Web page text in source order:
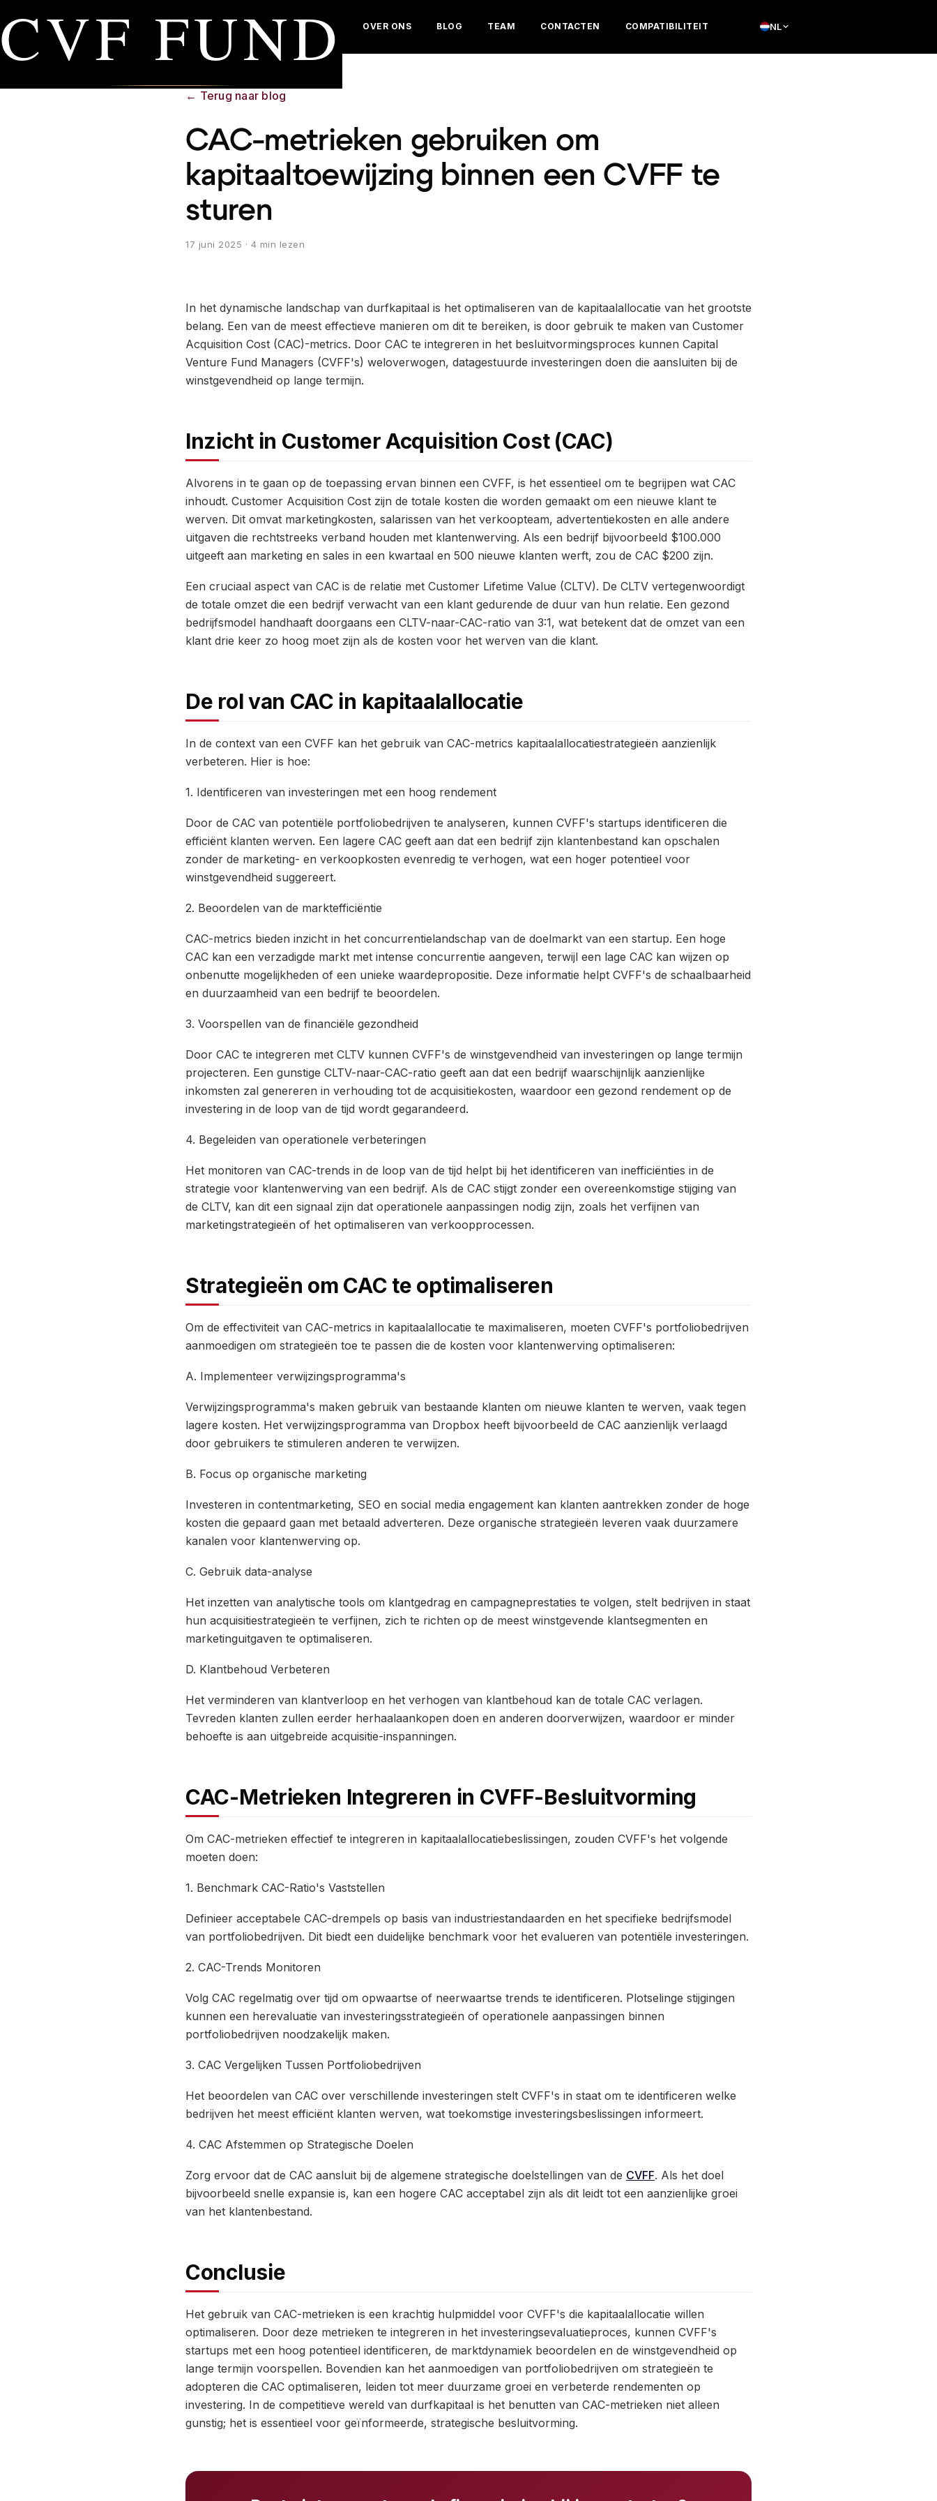
CVF FUND NL
OVER ONS BLOG TEAM CONTACTEN COMPATIBILITEIT
← Terug naar blog
CAC-metrieken gebruiken om
kapitaaltoewijzing binnen een CVFF te
sturen
17 juni 2025 · 4 min lezen
In het dynamische landschap van durfkapitaal is het optimaliseren van de kapitaalallocatie van het grootste
belang. Een van de meest effectieve manieren om dit te bereiken, is door gebruik te maken van Customer
Acquisition Cost (CAC)-metrics. Door CAC te integreren in het besluitvormingsproces kunnen Capital
Venture Fund Managers (CVFF's) weloverwogen, datagestuurde investeringen doen die aansluiten bij de
winstgevendheid op lange termijn.
Inzicht in Customer Acquisition Cost (CAC)
Alvorens in te gaan op de toepassing ervan binnen een CVFF, is het essentieel om te begrijpen wat CAC
inhoudt. Customer Acquisition Cost zijn de totale kosten die worden gemaakt om een nieuwe klant te
werven. Dit omvat marketingkosten, salarissen van het verkoopteam, advertentiekosten en alle andere
uitgaven die rechtstreeks verband houden met klantenwerving. Als een bedrijf bijvoorbeeld $100.000
uitgeeft aan marketing en sales in een kwartaal en 500 nieuwe klanten werft, zou de CAC $200 zijn.
Een cruciaal aspect van CAC is de relatie met Customer Lifetime Value (CLTV). De CLTV vertegenwoordigt
de totale omzet die een bedrijf verwacht van een klant gedurende de duur van hun relatie. Een gezond
bedrijfsmodel handhaaft doorgaans een CLTV-naar-CAC-ratio van 3:1, wat betekent dat de omzet van een
klant drie keer zo hoog moet zijn als de kosten voor het werven van die klant.
De rol van CAC in kapitaalallocatie
In de context van een CVFF kan het gebruik van CAC-metrics kapitaalallocatiestrategieën aanzienlijk
verbeteren. Hier is hoe:
1. Identificeren van investeringen met een hoog rendement
Door de CAC van potentiële portfoliobedrijven te analyseren, kunnen CVFF's startups identificeren die
efficiënt klanten werven. Een lagere CAC geeft aan dat een bedrijf zijn klantenbestand kan opschalen
zonder de marketing- en verkoopkosten evenredig te verhogen, wat een hoger potentieel voor
winstgevendheid suggereert.
2. Beoordelen van de marktefficiëntie
CAC-metrics bieden inzicht in het concurrentielandschap van de doelmarkt van een startup. Een hoge
CAC kan een verzadigde markt met intense concurrentie aangeven, terwijl een lage CAC kan wijzen op
onbenutte mogelijkheden of een unieke waardepropositie. Deze informatie helpt CVFF's de schaalbaarheid
en duurzaamheid van een bedrijf te beoordelen.
3. Voorspellen van de financiële gezondheid
Door CAC te integreren met CLTV kunnen CVFF's de winstgevendheid van investeringen op lange termijn
projecteren. Een gunstige CLTV-naar-CAC-ratio geeft aan dat een bedrijf waarschijnlijk aanzienlijke
inkomsten zal genereren in verhouding tot de acquisitiekosten, waardoor een gezond rendement op de
investering in de loop van de tijd wordt gegarandeerd.
4. Begeleiden van operationele verbeteringen
Het monitoren van CAC-trends in de loop van de tijd helpt bij het identificeren van inefficiënties in de
strategie voor klantenwerving van een bedrijf. Als de CAC stijgt zonder een overeenkomstige stijging van
de CLTV, kan dit een signaal zijn dat operationele aanpassingen nodig zijn, zoals het verfijnen van
marketingstrategieën of het optimaliseren van verkoopprocessen.
Strategieën om CAC te optimaliseren
Om de effectiviteit van CAC-metrics in kapitaalallocatie te maximaliseren, moeten CVFF's portfoliobedrijven
aanmoedigen om strategieën toe te passen die de kosten voor klantenwerving optimaliseren:
A. Implementeer verwijzingsprogramma's
Verwijzingsprogramma's maken gebruik van bestaande klanten om nieuwe klanten te werven, vaak tegen
lagere kosten. Het verwijzingsprogramma van Dropbox heeft bijvoorbeeld de CAC aanzienlijk verlaagd
door gebruikers te stimuleren anderen te verwijzen.
B. Focus op organische marketing
Investeren in contentmarketing, SEO en social media engagement kan klanten aantrekken zonder de hoge
kosten die gepaard gaan met betaald adverteren. Deze organische strategieën leveren vaak duurzamere
kanalen voor klantenwerving op.
C. Gebruik data-analyse
Het inzetten van analytische tools om klantgedrag en campagneprestaties te volgen, stelt bedrijven in staat
hun acquisitiestrategieën te verfijnen, zich te richten op de meest winstgevende klantsegmenten en
marketinguitgaven te optimaliseren.
D. Klantbehoud Verbeteren
Het verminderen van klantverloop en het verhogen van klantbehoud kan de totale CAC verlagen.
Tevreden klanten zullen eerder herhaalaankopen doen en anderen doorverwijzen, waardoor er minder
behoefte is aan uitgebreide acquisitie-inspanningen.
CAC-Metrieken Integreren in CVFF-Besluitvorming
Om CAC-metrieken effectief te integreren in kapitaalallocatiebeslissingen, zouden CVFF's het volgende
moeten doen:
1. Benchmark CAC-Ratio's Vaststellen
Definieer acceptabele CAC-drempels op basis van industriestandaarden en het specifieke bedrijfsmodel
van portfoliobedrijven. Dit biedt een duidelijke benchmark voor het evalueren van potentiële investeringen.
2. CAC-Trends Monitoren
Volg CAC regelmatig over tijd om opwaartse of neerwaartse trends te identificeren. Plotselinge stijgingen
kunnen een herevaluatie van investeringsstrategieën of operationele aanpassingen binnen
portfoliobedrijven noodzakelijk maken.
3. CAC Vergelijken Tussen Portfoliobedrijven
Het beoordelen van CAC over verschillende investeringen stelt CVFF's in staat om te identificeren welke
bedrijven het meest efficiënt klanten werven, wat toekomstige investeringsbeslissingen informeert.
4. CAC Afstemmen op Strategische Doelen
Zorg ervoor dat de CAC aansluit bij de algemene strategische doelstellingen van de CVFF. Als het doel
bijvoorbeeld snelle expansie is, kan een hogere CAC acceptabel zijn als dit leidt tot een aanzienlijke groei
van het klantenbestand.
Conclusie
Het gebruik van CAC-metrieken is een krachtig hulpmiddel voor CVFF's die kapitaalallocatie willen
optimaliseren. Door deze metrieken te integreren in het investeringsevaluatieproces, kunnen CVFF's
startups met een hoog potentieel identificeren, de marktdynamiek beoordelen en de winstgevendheid op
lange termijn voorspellen. Bovendien kan het aanmoedigen van portfoliobedrijven om strategieën te
adopteren die CAC optimaliseren, leiden tot meer duurzame groei en verbeterde rendementen op
investering. In de competitieve wereld van durfkapitaal is het benutten van CAC-metrieken niet alleen
gunstig; het is essentieel voor geïnformeerde, strategische besluitvorming.